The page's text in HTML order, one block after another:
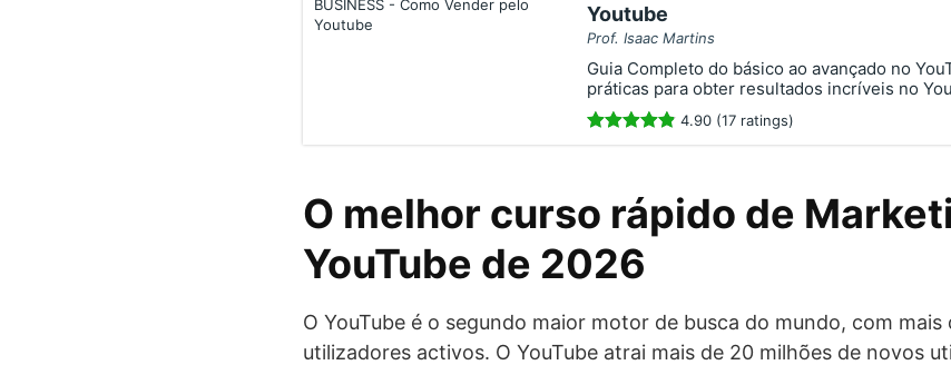
Youtube
Prof. Isaac Martins
Guia Completo do básico ao avançado no
práticas para obter resultados incríveis no
4.90 (17 ratings)
O melhor curso rápido de
YouTube de 2026
O YouTube é o segundo maior motor de busca do mundo, com mais
utilizadores activos. O YouTube atrai mais de 20 milhões de novos